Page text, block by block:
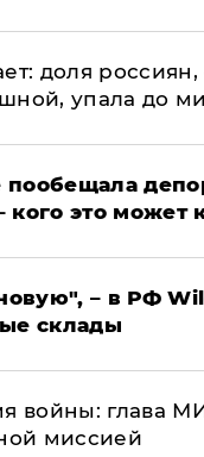
доля
упала до
это может
– в РФ
склады
войны: глава
миссией